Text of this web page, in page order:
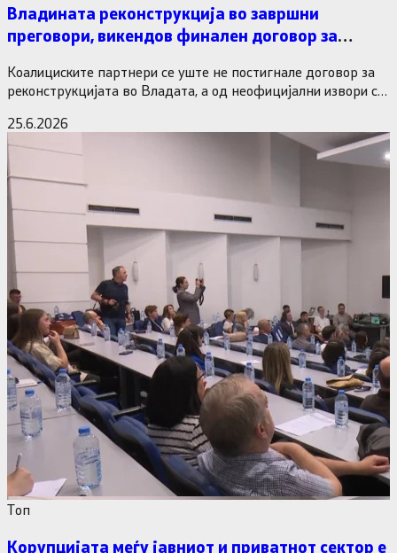
Владината реконструкција во завршни
преговори, викендов финален договор за
Коалициските партнери се уште не постигнале договор за
реконструкцијата во Владата, а од неофицијални извори се
25.6.2026
Tоп
Корупцијата меѓу јавниот и приватнот сектор е